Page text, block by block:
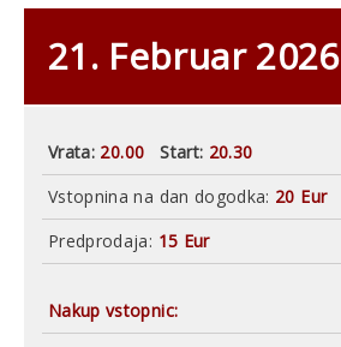
21. Februar 2026
Vrata: 20.00 Start: 20.30
Vstopnina na dan dogodka: 20 Eur
Predprodaja: 15 Eur
Nakup vstopnic: